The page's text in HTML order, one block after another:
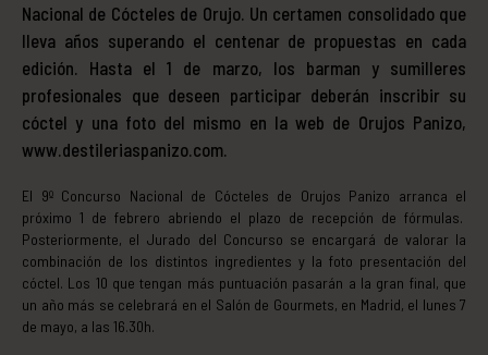
Nacional de Cócteles de Orujo. Un certamen consolidado que
lleva años superando el centenar de propuestas en cada
edición. Hasta el 1 de marzo, los barman y sumilleres
profesionales que deseen participar deberán inscribir su
cóctel y una foto del mismo en la web de Orujos Panizo,
www.destileriaspanizo.com.
El 9º Concurso Nacional de Cócteles de Orujos Panizo arranca el
próximo 1 de febrero abriendo el plazo de recepción de fórmulas.
Posteriormente, el Jurado del Concurso se encargará de valorar la
combinación de los distintos ingredientes y la foto presentación del
cóctel. Los 10 que tengan más puntuación pasarán a la gran final, que
un año más se celebrará en el Salón de Gourmets, en Madrid, el lunes 7
de mayo, a las 16.30h.